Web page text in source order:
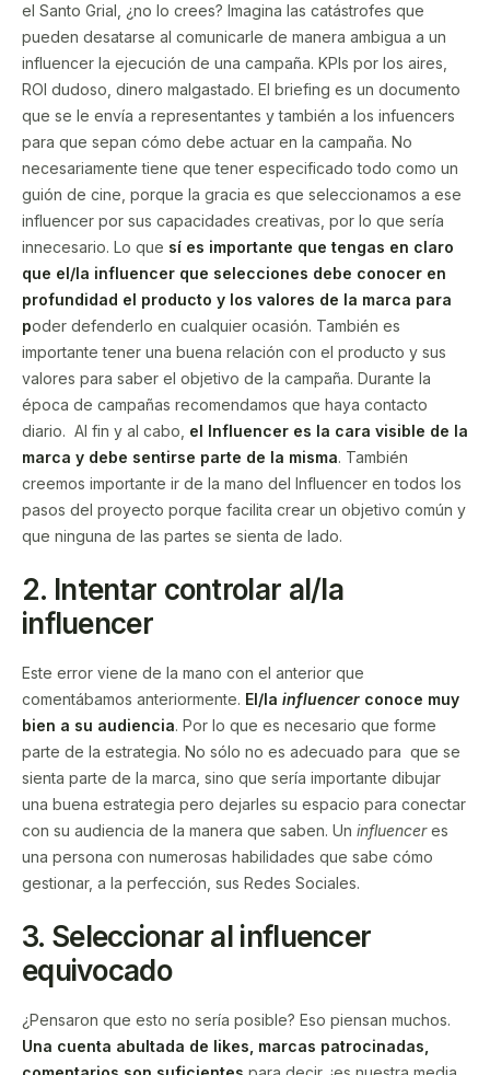
el Santo Grial, ¿no lo crees? Imagina las catástrofes que
pueden desatarse al comunicarle de manera ambigua a un
influencer la ejecución de una campaña. KPIs por los aires,
ROI dudoso, dinero malgastado. El briefing es un documento
que se le envía a representantes y también a los infuencers
para que sepan cómo debe actuar en la campaña. No
necesariamente tiene que tener especificado todo como un
guión de cine, porque la gracia es que seleccionamos a ese
influencer por sus capacidades creativas, por lo que sería
innecesario. Lo que sí es importante que tengas en claro
que el/la influencer que selecciones debe conocer en
profundidad el producto y los valores de la marca para
poder defenderlo en cualquier ocasión. También es
importante tener una buena relación con el producto y sus
valores para saber el objetivo de la campaña. Durante la
época de campañas recomendamos que haya contacto
diario. Al fin y al cabo, el Influencer es la cara visible de la
marca y debe sentirse parte de la misma. También
creemos importante ir de la mano del Influencer en todos los
pasos del proyecto porque facilita crear un objetivo común y
que ninguna de las partes se sienta de lado.
2. Intentar controlar al/la
influencer
Este error viene de la mano con el anterior que
comentábamos anteriormente. El/la influencer conoce muy
bien a su audiencia. Por lo que es necesario que forme
parte de la estrategia. No sólo no es adecuado para que se
sienta parte de la marca, sino que sería importante dibujar
una buena estrategia pero dejarles su espacio para conectar
con su audiencia de la manera que saben. Un influenceres
una persona con numerosas habilidades que sabe cómo
gestionar, a la perfección, sus Redes Sociales.
3. Seleccionar al influencer
equivocado
¿Pensaron que esto no sería posible? Eso piensan muchos.
Una cuenta abultada de likes, marcas patrocinadas,